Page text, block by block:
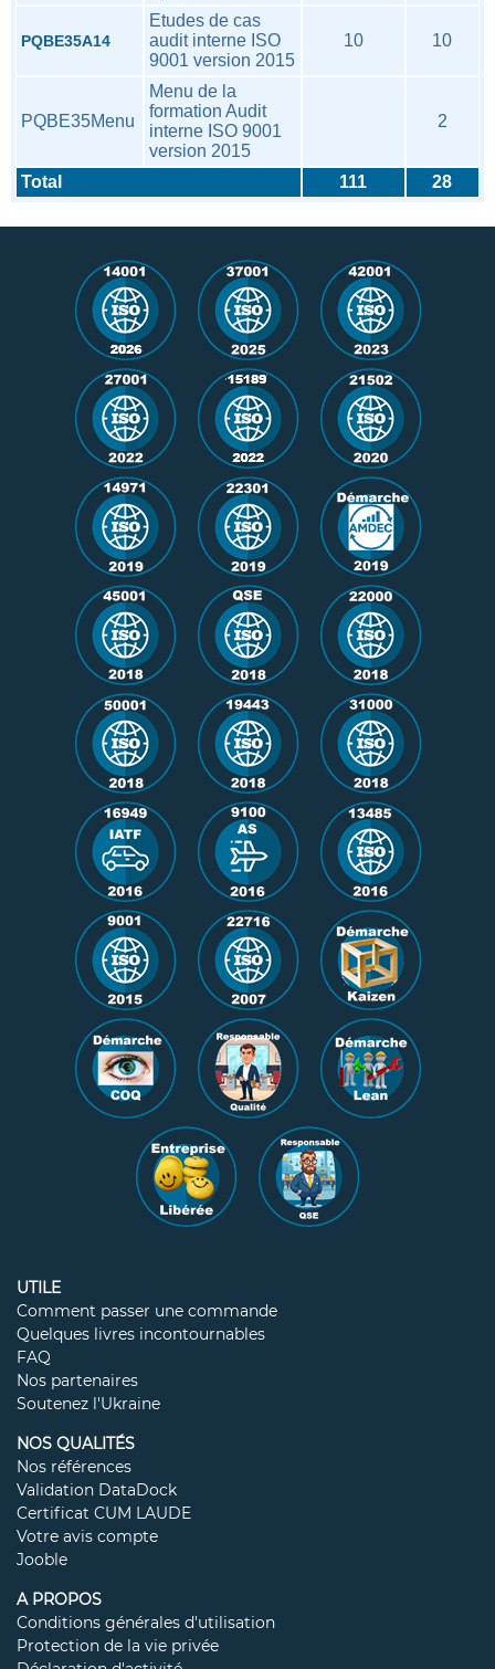
PQBE35A14
Etudes de cas
audit interne ISO
9001 version 2015
10 10
PQBE35Menu
Menu de la
formation Audit
interne ISO 9001
version 2015
2
Total 111 28
UTILE
Comment passer une commande
Quelques livres incontournables
FAQ
Nos partenaires
Soutenez l'Ukraine
NOS QUALITÉS
Nos références
Validation DataDock
Certificat CUM LAUDE
Votre avis compte
Jooble
A PROPOS
Conditions générales d'utilisation
Protection de la vie privée